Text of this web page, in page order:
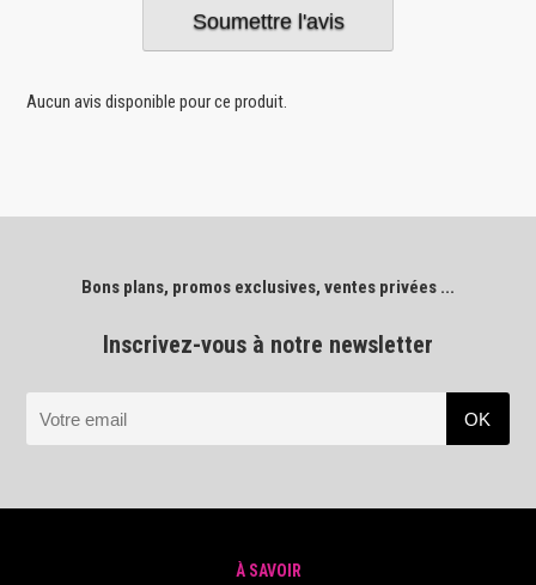
Aucun avis disponible pour ce produit.
Bons plans, promos exclusives, ventes privées ...
Inscrivez-vous à notre newsletter
À SAVOIR